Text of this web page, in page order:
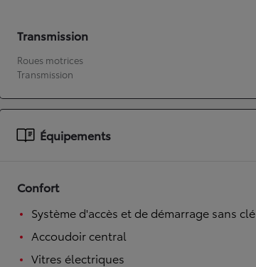
À partir de 19 700 €
Nouvelle Yaris Cross
HYBRIDE
Transmission
Roues motrices
Transmission
Équipements
Confort
Système d'accès et de démarrage sans clé
Accoudoir central
Vitres électriques